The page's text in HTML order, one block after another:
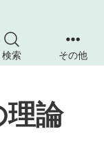
検索 その他
理論